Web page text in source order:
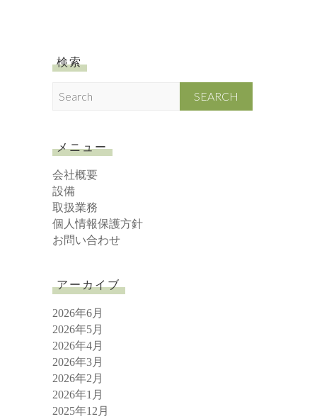
検索
c
h
メニュー
会社概要
設備
取扱業務
個人情報保護方針
お問い合わせ
アーカイブ
2026年6月
2026年5月
2026年4月
2026年3月
2026年2月
2026年1月
2025年12月